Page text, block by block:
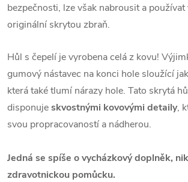
bezpečnosti, lze však nabrousit a používat
originální skrytou zbraň.
Hůl s čepelí je vyrobena celá z kovu!
gumový nástavec na konci hole sloužící
která také tlumí nárazy hole. Tato skrytá
disponujeskvostnými kovovými detaily,
svou propracovaností a nádherou.
Jedná se spíše o vycházkový doplněk,
zdravotnickou pomůcku.